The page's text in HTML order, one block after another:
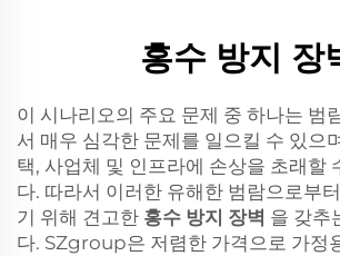
홍수 방지 장
이 시나리오의 주요 문제 중 하나는 범
서 매우 심각한 문제를 일으킬 수 있으
택, 사업체 및 인프라에 손상을 초래할
다. 따라서 이러한 유해한 범람으로부
기 위해 견고한 홍수 방지 장벽 을 갖추
다. SZgroup은 저렴한 가격으로 가정